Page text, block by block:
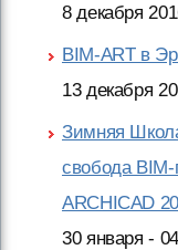
8 декабря
BIM-ART в
13 декабря
Зимняя
свобода BIM-
ARCHICAD 20
30 января -